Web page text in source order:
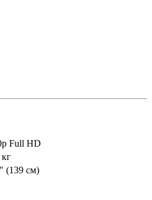
Full HD
(139 см)